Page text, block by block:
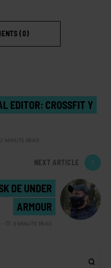
(0)
EDITOR: CROSSFIT Y
2 MINUTE READ
NEXT ARTICLE
DE UNDER
ARMOUR
3 MINUTE READ